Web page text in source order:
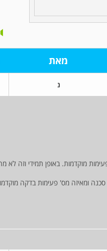
מאת
נ
מוקדמות. באופן תמידי וזה לא
ומאיזה מס' פעימות בדקה